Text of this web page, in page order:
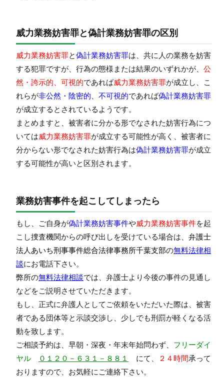
威力業務妨害罪と偽計業務妨害罪の区別
威力業務妨害罪と偽計業務妨害罪は、共に人の業務を妨害
する犯罪ですが、行為の態様または結果のいずれかが、 公
然・誇示的、可視的であれば威力業務妨害罪が成立し、こ
れらが非公然・陰密的、不可視的であれば偽計業務妨害罪
が成立するとされているようです。
まとめますと、被害者に分かる形でなされた妨害行為につ
いては威力業務妨害罪が成立する可能性が高く、被害者に
分からない形でなされた妨害行為は偽計業務妨害罪が成立
する可能性が高いと区別されます。
業務妨害事件を起こしてしまったら
もし、ご自身が偽計業務妨害事件や威力業務妨害事件を起
こし捜査機関からの呼び出しを受けている場合は、 弁護士
法人あいち刑事事件総合法律事務所千葉支部の無料法律相
談にお電話下さい。
弊所の無料法律相談では、弁護士より今後の事件の見通し
などをご説明させていただきます。
もし、正式に弁護人としてご依頼をいただいた際は、被害
者である団体等と示談交渉し、少しでも刑罰が軽くなる活
動を致します。
ご相談予約は、早朝・深夜・年末年始問わず、 フリーダイ
ヤル
０１２０－６３１－８８１ にて、 ２４時間承って
おりますので、お気軽にご連絡下さい。